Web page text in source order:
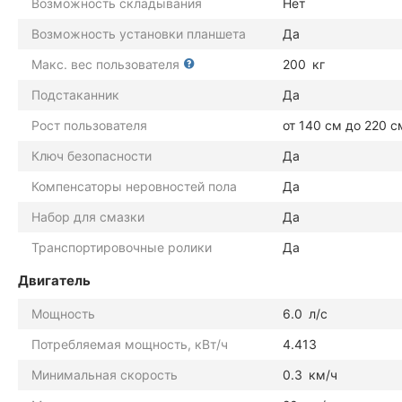
Возможность складывания
Нет
Возможность установки планшета
Да
Макс. вес пользователя
200 кг
Подстаканник
Да
Рост пользователя
от 140 см до 220
Ключ безопасности
Да
Компенсаторы неровностей пола
Да
Набор для смазки
Да
Транспортировочные ролики
Да
Двигатель
Мощность 6.0 л/с
Потребляемая мощность, кВт/ч
4.413
Минимальная скорость
0.3 км/ч